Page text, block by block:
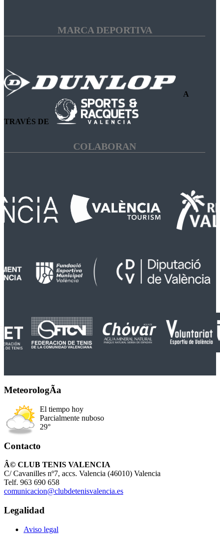
MARCA DEPORTIVA
A
TRAVÉS DE
COLABORAN
MeteorologÃ­a
El tiempo hoy
Parcialmente nuboso
29°
Contacto
Â© CLUB TENIS VALENCIA
C/ Cavanilles nº7, accs. Valencia (46010) Valencia
Telf. 963 690 658
comunicacion@clubdetenisvalencia.es
Legalidad
Aviso legal